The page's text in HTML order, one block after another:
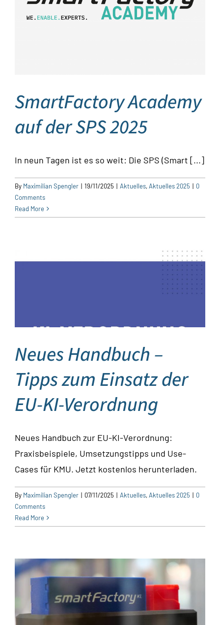
SmartFactory Academy
auf der SPS 2025
In neun Tagen ist es so weit: Die SPS (Smart [...]
By Maximilian Spengler | 19/11/2025 | Aktuelles,Aktuelles 2025 | 0
Comments
Read More
Neues Handbuch –
Tipps zum Einsatz der
EU-KI-Verordnung
Neues Handbuch zur EU-KI-Verordnung:
Praxisbeispiele, Umsetzungstipps und Use-
Cases für KMU. Jetzt kostenlos herunterladen.
By Maximilian Spengler | 07/11/2025 | Aktuelles,Aktuelles 2025 | 0
Comments
Read More